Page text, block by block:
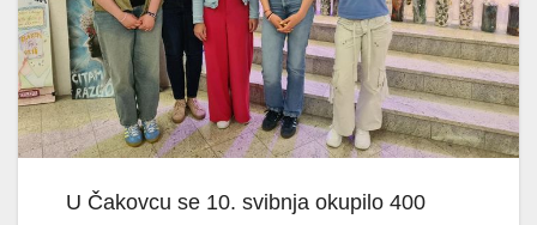
U Čakovcu se 10. svibnja okupilo 400